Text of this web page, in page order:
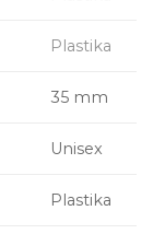
Plastika
35 mm
Unisex
Plastika